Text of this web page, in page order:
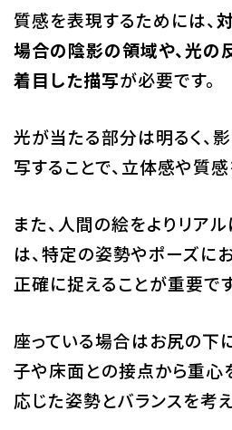
質感を表現するためには、
場合の陰影の領域や、光の
着目した描写が必要です。
光が当たる部分は明るく、
写することで、立体感や質
また、人間の絵をよりリア
は、特定の姿勢やポーズに
正確に捉えることが重要です
座っている場合はお尻の下
子や床面との接点から重心
応じた姿勢とバランスを考え